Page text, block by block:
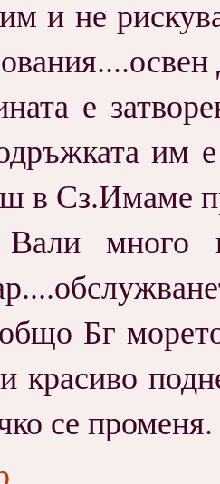
и не
е
им
в Сз.Имаме
много
Бг
красиво
се променя.